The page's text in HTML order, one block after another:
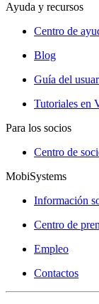
Ayuda y recursos
Centro de
Blog
Guía del
Tutoriales en
Para los socios
Centro de
MobiSystems
Información
Centro de
Empleo
Contactos